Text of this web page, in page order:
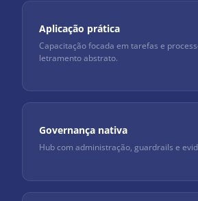
Aplicação prática
Capacitação focada em tarefas e
letramento abstrato.
Governança nativa
Hub com administração, guardrails e